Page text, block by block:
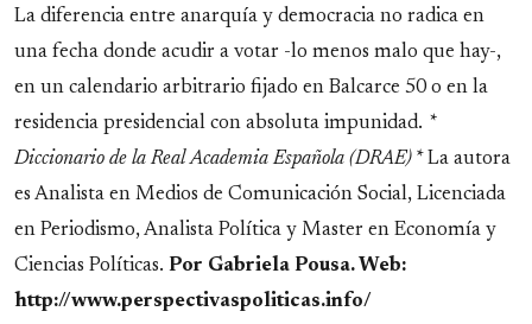
La diferencia entre anarquía y democracia no radica en
una fecha donde acudir a votar -lo menos malo que hay-,
en un calendario arbitrario fijado en Balcarce 50 o en la
residencia presidencial con absoluta impunidad. *
Diccionario de la Real Academia Española (DRAE) * La autora
es Analista en Medios de Comunicación Social, Licenciada
en Periodismo, Analista Política y Master en Economía y
Ciencias Políticas. Por Gabriela Pousa. Web:
http://www.perspectivaspoliticas.info/